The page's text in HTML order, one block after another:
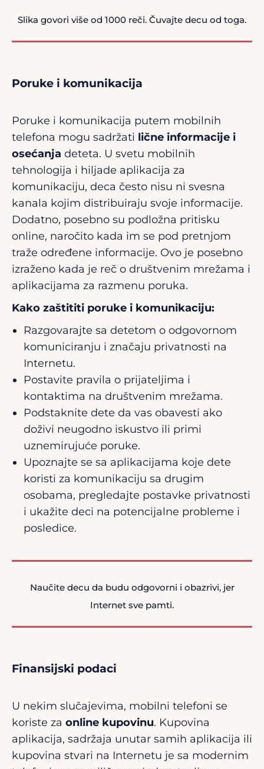
Slika govori više od 1000 reči. Čuvajte decu od toga.
Poruke i komunikacija
Poruke i komunikacija putem mobilnih
telefona mogu sadržati lične informacije i
osećanja deteta. U svetu mobilnih
tehnologija i hiljade aplikacija za
komunikaciju, deca često nisu ni svesna
kanala kojim distribuiraju svoje informacije.
Dodatno, posebno su podložna pritisku
online, naročito kada im se pod pretnjom
traže određene informacije. Ovo je posebno
izraženo kada je reč o društvenim mrežama i
aplikacijama za razmenu poruka.
Kako zaštititi poruke i komunikaciju:
Razgovarajte sa detetom o odgovornom
komuniciranju i značaju privatnosti na
Internetu.
Postavite pravila o prijateljima i
kontaktima na društvenim mrežama.
Podstaknite dete da vas obavesti ako
doživi neugodno iskustvo ili primi
uznemirujuće poruke.
Upoznajte se sa aplikacijama koje dete
koristi za komunikaciju sa drugim
osobama, pregledajte postavke privatnosti
i ukažite deci na potencijalne probleme i
posledice.
Naučite decu da budu odgovorni i obazrivi, jer
Internet sve pamti.
Finansijski podaci
U nekim slučajevima, mobilni telefoni se
koriste za online kupovinu. Kupovina
aplikacija, sadržaja unutar samih aplikacija ili
kupovina stvari na Internetu je sa modernim